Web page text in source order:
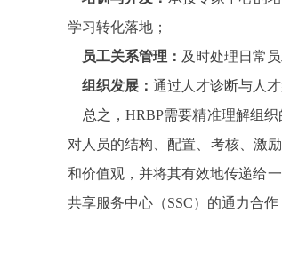
学习转化落地；
员工关系管理： 及时处理日常
组织发展： 通过人才诊断与人
总之，HRBP需要精准理解组织
对人员的结构、配置、考核、激
和价值观，并将其有效地传递给
共享服务中心（SSC）的通力合